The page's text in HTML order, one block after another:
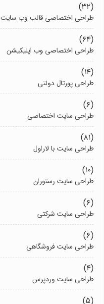
(۳۲)
طراحی اختصاصی قالب وب سایت
(۶۴)
طراحی اختصاصی وب اپلیکیشن
(۱۴)
طراحی پورتال دولتی
(۶)
طراحی سایت اختصاصی
(۸۱)
طراحی سایت با لاراول
(۱۰)
طراحی سایت رستوران
(۶)
طراحی سایت شرکتی
(۶)
طراحی سایت فروشگاهی
(۴)
طراحی سایت وردپرس
(۵)